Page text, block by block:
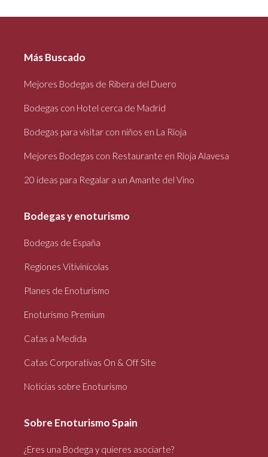
Más Buscado
Mejores Bodegas de Ribera del Duero
Bodegas con Hotel cerca de Madrid
Bodegas para visitar con niños en La Rioja
Mejores Bodegas con Restaurante en Rioja Alavesa
20 ideas para Regalar a un Amante del Vino
Bodegas y enoturismo
Bodegas de España
Regiones Vitivinícolas
Planes de Enoturismo
Enoturismo Premium
Catas a Medida
Catas Corporativas On & Off Site
Noticias sobre Enoturismo
Sobre Enoturismo Spain
¿Eres una Bodega y quieres asociarte?